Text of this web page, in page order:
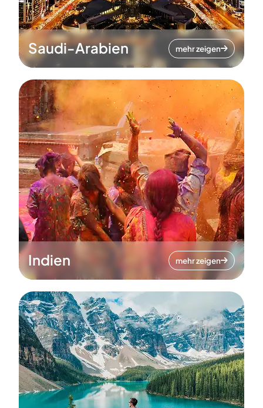
Saudi-Arabien mehr zeigen
Indien mehr zeigen